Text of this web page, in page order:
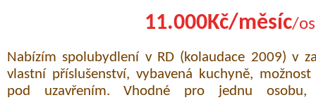
11.000Kč/měsíc/
Nabízím spolubydlení v RD (kolaudace 2009) v
vlastní příslušenství, vybavená kuchyně,
pod uzavřením. Vhodné pro jednu osobu,